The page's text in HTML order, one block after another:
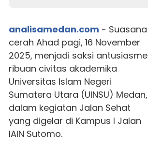
analisamedan.com - Suasana
cerah Ahad pagi, 16 November
2025, menjadi saksi antusiasme
ribuan civitas akademika
Universitas Islam Negeri
Sumatera Utara (UINSU) Medan,
dalam kegiatan Jalan Sehat
yang digelar di Kampus I Jalan
IAIN Sutomo.